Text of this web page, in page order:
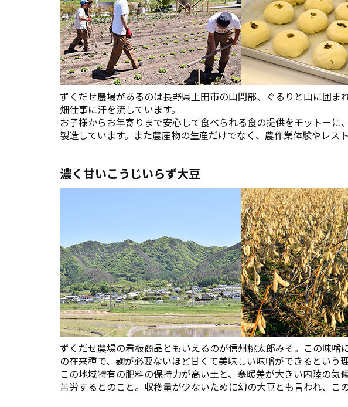
ずくだせ農場があるのは長野県上田市の山間部、ぐるりと山に囲
畑仕事に汗を流しています。
お子様からお年寄りまで安心して食べられる食の提供をモットー
製造しています。また農産物の生産だけでなく、農作業体験やレス
濃く甘いこうじいらず大豆
ずくだせ農場の看板商品ともいえるのが信州桃太郎みそ。この味
の在来種で、麹が必要ないほど甘くて美味しい味噌ができるという
この地域特有の肥料の保持力が高い土と、寒暖差が大きい内陸の
苦労するとのこと。収穫量が少ないために幻の大豆とも言われ、こ